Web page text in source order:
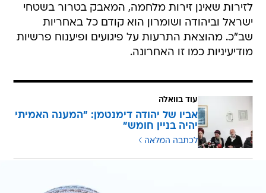
לזירות שאינן זירות מלחמה, המאבק בטרור בשטחי
ישראל וביהודה ושומרון הוא קודם כל באחריות
שב"כ. מהוצאת התרעות על פיגועים ופיענוח פרשיות
מודיעיניות כמו זו האחרונה.
עוד בוואלה
אביו של יהודה דימנטמן: "המענה האמיתי
יהיה בניין חומש"
לכתבה המלאה